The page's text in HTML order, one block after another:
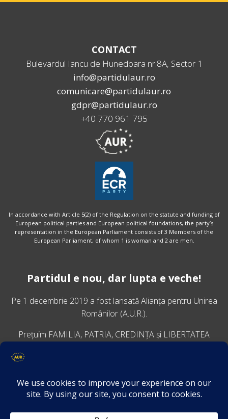
CONTACT
Bulevardul Iancu de Hunedoara nr.8A, Sector 1
info@partidulaur.ro
comunicare@partidulaur.ro
gdpr@partidulaur.ro
+40 770 961 795
In accordance with Article 5(2) of the Regulation on the statute and funding of
European political parties and European political foundations, the party’s
representation in the European Parliament consists of 3 Members of the
European Parliament, of whom 1 is woman and 2 are men.
Partidul e nou, dar lupta e veche!
Pe 1 decembrie 2019 a fost lansatăAlianța pentru Unirea
Românilor (A.U.R.).
Prețuim FAMILIA, PATRIA, CREDINȚA și LIBERTATEA
VINO ALĂTURI DE NOI